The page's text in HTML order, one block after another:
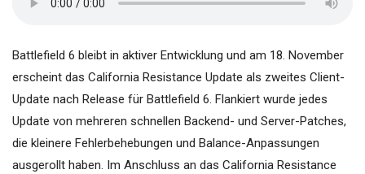
Battlefield 6 bleibt in aktiver Entwicklung und am 18. November
erscheint das California Resistance Update als zweites Client-
Update nach Release für Battlefield 6. Flankiert wurde jedes
Update von mehreren schnellen Backend- und Server-Patches,
die kleinere Fehlerbehebungen und Balance-Anpassungen
ausgerollt haben. Im Anschluss an das California Resistance